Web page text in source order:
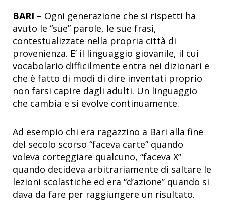
BARI – Ogni generazione che si rispetti ha
avuto le “sue” parole, le sue frasi,
contestualizzate nella propria città di
provenienza. E’ il linguaggio giovanile, il cui
vocabolario difficilmente entra nei dizionari e
che è fatto di modi di dire inventati proprio
non farsi capire dagli adulti. Un linguaggio
che cambia e si evolve continuamente.
Ad esempio chi era ragazzino a Bari alla fine
del secolo scorso “faceva carte” quando
voleva corteggiare qualcuno, “faceva X”
quando decideva arbitrariamente di saltare le
lezioni scolastiche ed era “d’azione” quando si
dava da fare per raggiungere un risultato.